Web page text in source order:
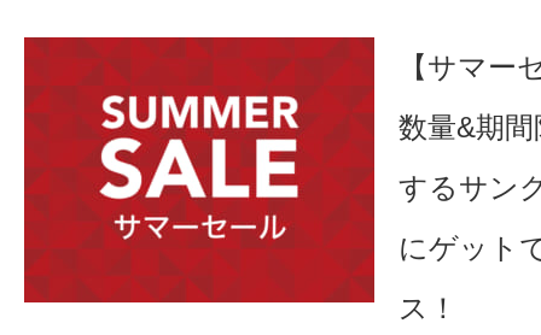
【サマー
数量&期
するサン
にゲット
ス！